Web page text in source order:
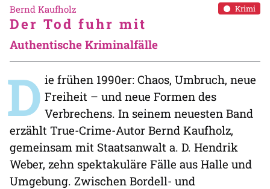
Krimi
Bernd Kaufholz
Der Tod fuhr mit
Authentische Kriminalfälle
D ie frühen 1990er: Chaos, Umbruch, neue
Freiheit – und neue Formen des
Verbrechens. In seinem neuesten Band
erzählt True-Crime-Autor Bernd Kaufholz,
gemeinsam mit Staatsanwalt a. D. Hendrik
Weber, zehn spektakuläre Fälle aus Halle und
Umgebung. Zwischen Bordell- und